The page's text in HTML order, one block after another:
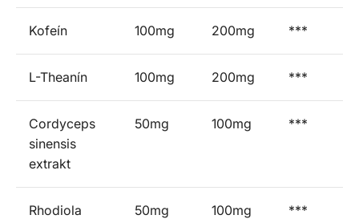
Kofeín 100mg 200mg ***
L-Theanín 100mg 200mg ***
Cordyceps
sinensis
extrakt
50mg 100mg ***
Rhodiola
50mg 100mg ***